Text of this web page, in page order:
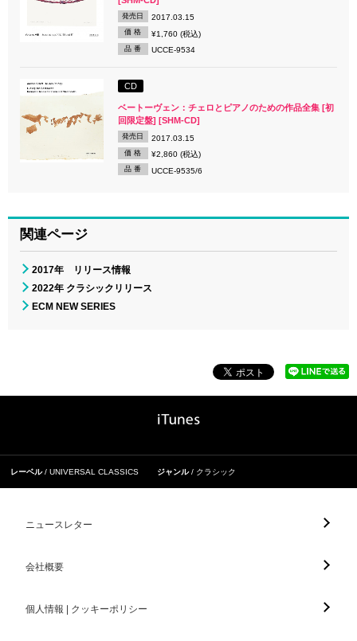
発売日 2017.03.15
価 格 ¥1,760 (税込)
品 番 UCCE-9534
CD
ベートーヴェン：チェロとピアノのための作品全集 [初
回限定盤] [SHM-CD]
発売日 2017.03.15
価 格 ¥2,860 (税込)
品 番 UCCE-9535/6
関連ページ
2017年 リリース情報
2022年 クラシックリリース
ECM NEW SERIES
レーベル UNIVERSAL CLASSICS ジャンル クラシック
ニュースレター
会社概要
個人情報 | クッキーポリシー